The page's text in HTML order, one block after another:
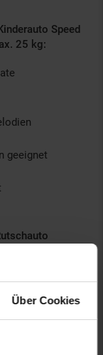
Über Cookies
Speed
25 kg:
geeignet